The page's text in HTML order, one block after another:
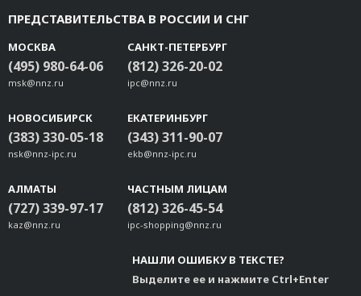
ПРЕДСТАВИТЕЛЬСТВА В РОССИИ И СНГ
МОСКВА
(495) 980-64-06
msk@nnz.ru
САНКТ-ПЕТЕРБУРГ
(812) 326-20-02
ipc@nnz.ru
НОВОСИБИРСК
(383) 330-05-18
nsk@nnz-ipc.ru
ЕКАТЕРИНБУРГ
(343) 311-90-07
ekb@nnz-ipc.ru
АЛМАТЫ
(727) 339-97-17
kaz@nnz.ru
ЧАСТНЫМ ЛИЦАМ
(812) 326-45-54
ipc-shopping@nnz.ru
НАШЛИ ОШИБКУ В ТЕКСТЕ?
Выделите ее и нажмите Ctrl+Enter